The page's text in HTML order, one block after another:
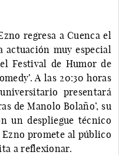
regresa a Cuenca el
actuación muy especial
Festival de Humor de
A las 20:30 horas
presentará
de Manolo Bolaño’, su
un despliegue técnico
promete al público
a reflexionar.